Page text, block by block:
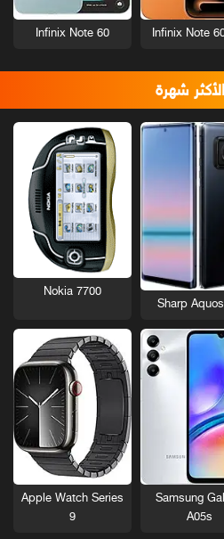
Infinix Note
Infinix Note 60
الأكثر شهرة
Sharp
Nokia 7700
Samsung
A05s
Apple Watch Series
9